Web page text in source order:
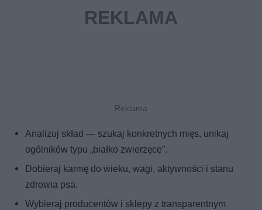
Analizuj skład — szukaj konkretnych mięs, unikaj
ogólników typu „białko zwierzęce”.
Dobieraj karmę do wieku, wagi, aktywności i stanu
zdrowia psa.
Wybieraj producentów i sklepy z transparentnym